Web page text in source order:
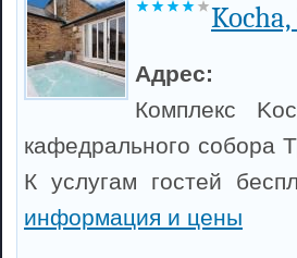
Адрес:
Комплекс
кафедрального собора
К услугам гостей
информация и цены